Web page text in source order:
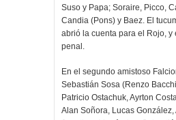
Suso y Papa; Soraire, Picco,
Candia (Pons) y Baez. El
abrió la cuenta para el Rojo, y
penal.
En el segundo amistoso
Sebastián Sosa (Renzo
Patricio Ostachuk, Ayrton
Alan Soñora, Lucas González,